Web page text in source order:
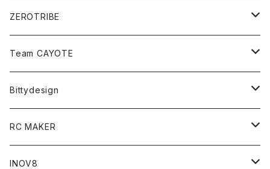
ZEROTRIBE
Zetricks（Spare & Optional）
T4 MID Conversion Kit
T4 FWD Conversion Kit
BD9 MID Conversion Kit
Team CAYOTE
Batteries
Merchandise
Accessories
Bittydesign
On-Road Clear Body＜オンロード用ボディ＞
GT8 （1/8 W/B325mm,W/B360mm）
Liquid Mask＜リキッドマスク＞
RC MAKER
SP2＜組立キット／スペアー＆オプションパーツ＞
INOV8